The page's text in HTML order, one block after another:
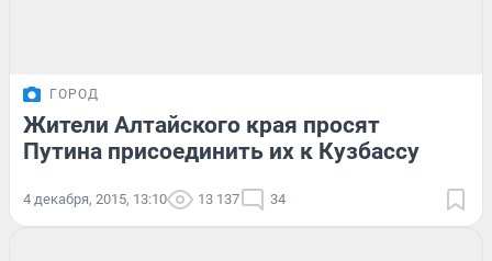
ГОРОД
Жители Алтайского края просят
Путина присоединить их к Кузбассу
4 декабря, 2015, 13:10 13 137 34